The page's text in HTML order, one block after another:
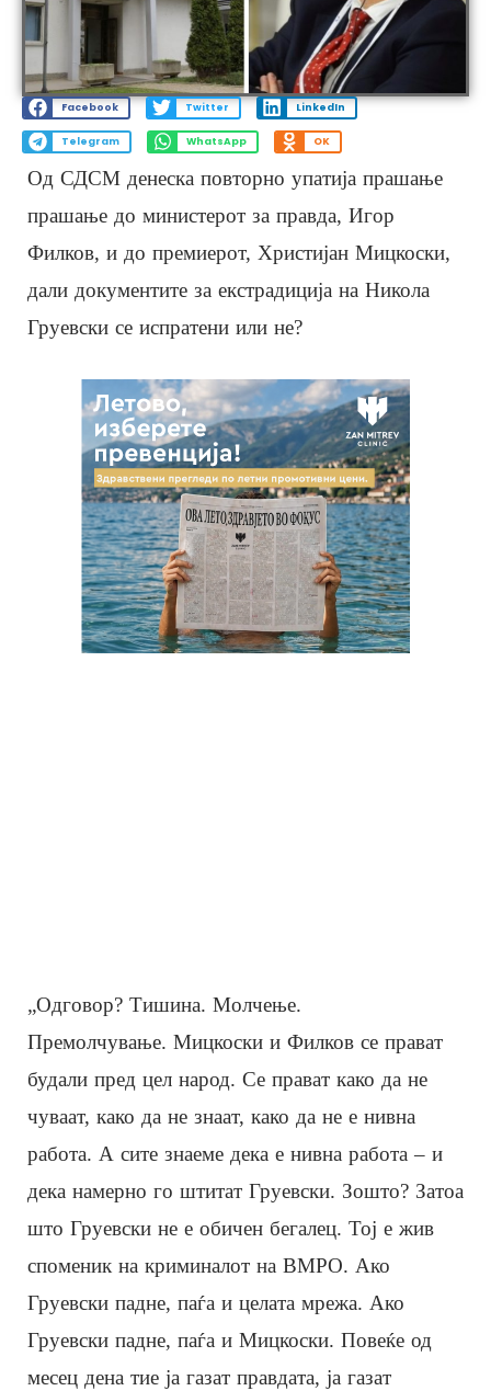
Facebook Twitter LinkedIn
Telegram WhatsApp OK
Од СДСМ денеска повторно упатија прашање
прашање до министерот за правда, Игор
Филков, и до премиерот, Христијан Мицкоски,
дали документите за екстрадиција на Никола
Груевски се испратени или не?
„Одговор? Тишина. Молчење.
Премолчување. Мицкоски и Филков се прават
будали пред цел народ. Се прават како да не
чуваат, како да не знаат, како да не е нивна
работа. А сите знаеме дека е нивна работа – и
дека намерно го штитат Груевски. Зошто? Затоа
што Груевски не е обичен бегалец. Тој е жив
споменик на криминалот на ВМРО. Ако
Груевски падне, паѓа и целата мрежа. Ако
Груевски падне, паѓа и Мицкоски. Повеќе од
месец дена тие ја газат правдата, ја газат